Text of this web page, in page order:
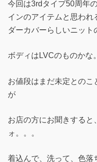
今回は3rdタイプ50周年
インのアイテムと思われ
ダーカバーらしいニット
ボディはLVCのものかな。
お値段はまだ未定とのこ
が
お店の方にお聞きすると
ォ。。。
着込んで、洗って、色落